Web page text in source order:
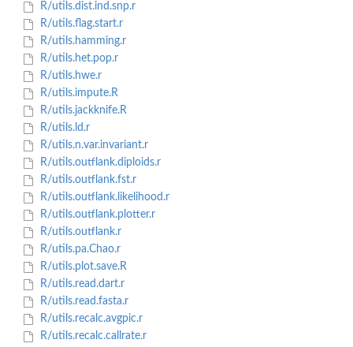
R/utils.dist.ind.snp.r
R/utils.flag.start.r
R/utils.hamming.r
R/utils.het.pop.r
R/utils.hwe.r
R/utils.impute.R
R/utils.jackknife.R
R/utils.ld.r
R/utils.n.var.invariant.r
R/utils.outflank.diploids.r
R/utils.outflank.fst.r
R/utils.outflank.likelihood.r
R/utils.outflank.plotter.r
R/utils.outflank.r
R/utils.pa.Chao.r
R/utils.plot.save.R
R/utils.read.dart.r
R/utils.read.fasta.r
R/utils.recalc.avgpic.r
R/utils.recalc.callrate.r